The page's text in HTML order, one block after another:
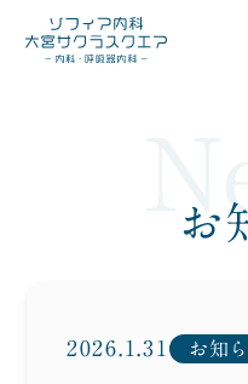
−ご予約
診療
お
2026.1.31 お知